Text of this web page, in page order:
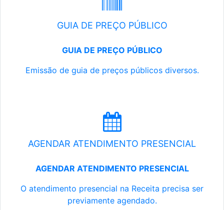
GUIA DE PREÇO PÚBLICO
GUIA DE PREÇO PÚBLICO
Emissão de guia de preços públicos diversos.
AGENDAR ATENDIMENTO PRESENCIAL
AGENDAR ATENDIMENTO PRESENCIAL
O atendimento presencial na Receita precisa ser
previamente agendado.